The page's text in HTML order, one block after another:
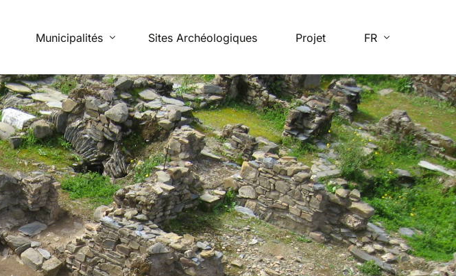
Municipalités
Beja
Campo Maior
Mértola
Montemor-o-Novo
Monforte
Ourique
Santiago do Cacém
Sites Archéologiques Projet FR
EN
ES
PT